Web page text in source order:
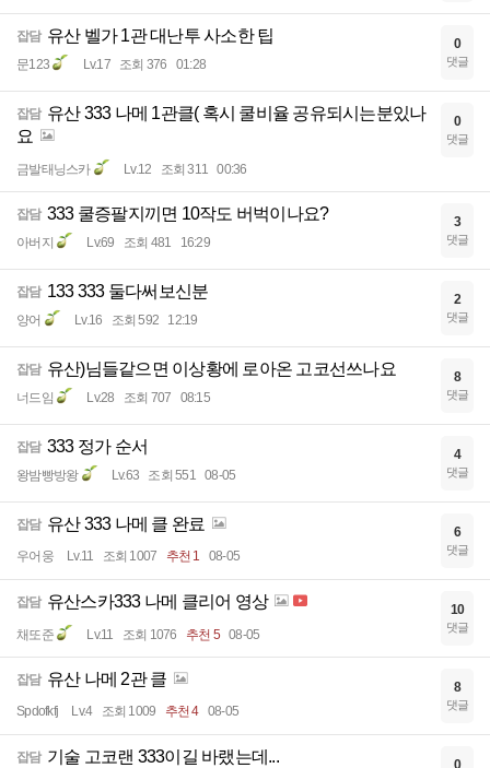
잡담 유산 벨가 1관 대난투 사소한 팁
문123 Lv.17 조회 376 01:28
0
댓글
잡담 유산 333 나메 1관클( 혹시 쿨비율 공유되시는분있나
요
금발태닝스카 Lv.12 조회 311 00:36
0
댓글
잡담 333 쿨증팔지끼면 10작도 버벅이나요?
아버지 Lv.69 조회 481 16:29
3
댓글
잡담 133 333 둘다써보신분
양어 Lv.16 조회 592 12:19
2
댓글
잡담 유산)님들같으면 이상황에 로아온 고코선쓰나요
너드임 Lv.28 조회 707 08:15
8
댓글
잡담 333 정가 순서
왕밤빵방왕 Lv.63 조회 551 08-05
4
댓글
잡담 유산 333 나메 클 완료
우어웅 Lv.11 조회 1007 추천 1 08-05
6
댓글
잡담 유산스카333 나메 클리어 영상
채또준 Lv.11 조회 1076 추천 5 08-05
10
댓글
잡담 유산 나메 2관 클
Spdofkfj Lv.4 조회 1009 추천 4 08-05
8
댓글
잡담 기술 고코랜 333이길 바랬는데... 0